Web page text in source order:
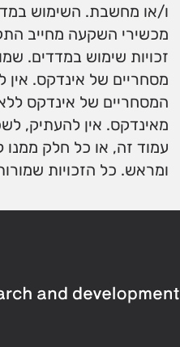
ו/או מחשבת. השימוש
מכשירי השקעה מחייב
זכויות שימוש במדדים.
מסחריים של אינדקס. אין
המסחריים של אינדקס
מאינדקס. אין להעתיק,
עמוד זה, או כל חלק
ומראש. כל הזכויות